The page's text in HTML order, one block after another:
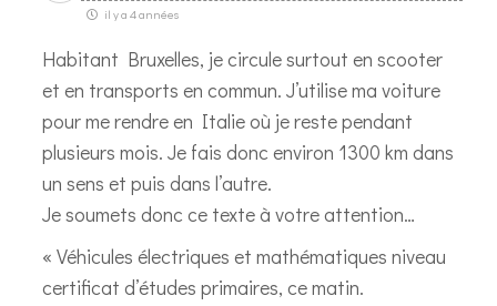
il y a 4 années
Habitant Bruxelles, je circule surtout en scooter
et en transports en commun. J’utilise ma voiture
pour me rendre en Italie où je reste pendant
plusieurs mois. Je fais donc environ 1300 km dans
un sens et puis dans l’autre.
Je soumets donc ce texte à votre attention…
« Véhicules électriques et mathématiques niveau
certificat d’études primaires, ce matin.